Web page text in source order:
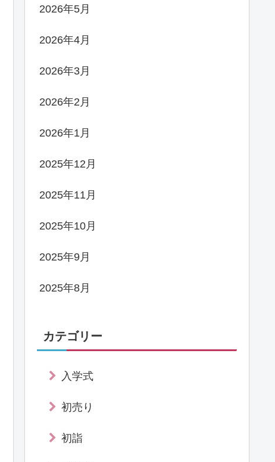
2026年5月
2026年4月
2026年3月
2026年2月
2026年1月
2025年12月
2025年11月
2025年10月
2025年9月
2025年8月
カテゴリー
入学式
初売り
初詣